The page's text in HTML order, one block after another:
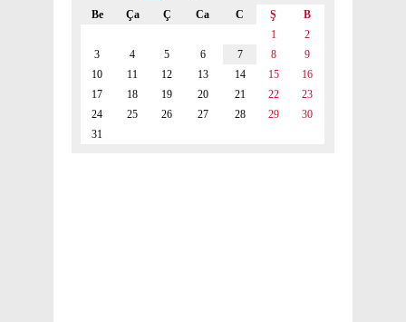
Be Ça Ç Ca C Ş
B
1
2
3
4 5 6 7 8
9
10
11 12 13 14 15
16
17
18 19 20 21 22
23
24
25 26 27 28 29
30
31